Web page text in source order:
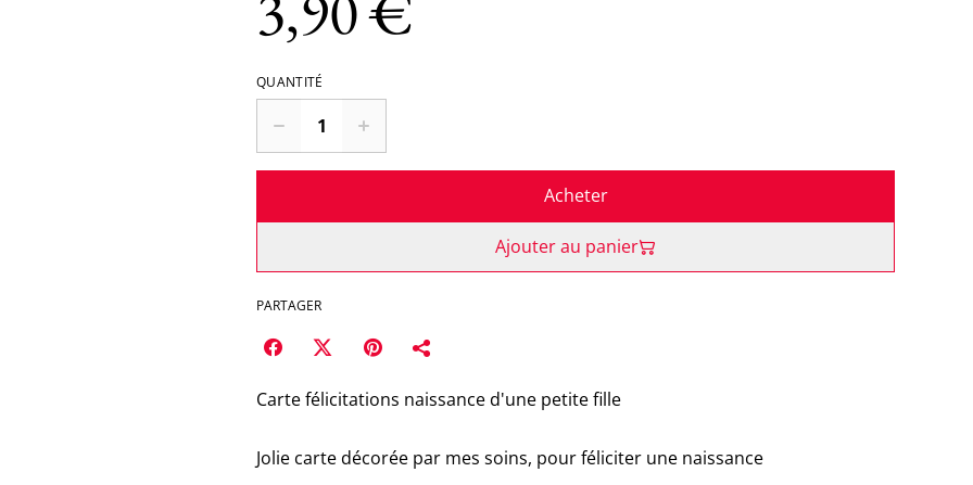
QUANTITÉ
Acheter
Ajouter au panier
PARTAGER
Carte félicitations naissance d'une petite fille
Jolie carte décorée par mes soins, pour féliciter une naissance